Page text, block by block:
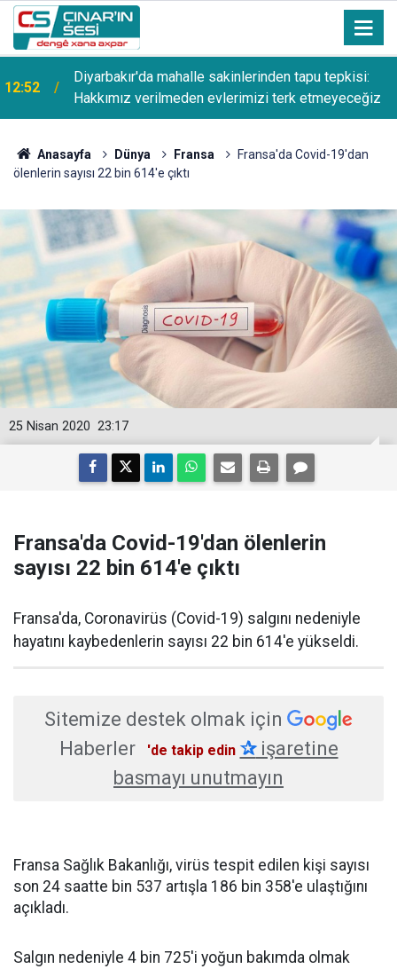
12:52
Diyarbakır'da mahalle sakinlerinden tapu tepkisi:
Hakkımız verilmeden evlerimizi terk etmeyeceğiz
Anasayfa Dünya Fransa
Fransa'da Covid-19'dan
ölenlerin sayısı 22 bin 614'e çıktı
23:17
25 Nisan 2020
Fransa'da Covid-19'dan ölenlerin
sayısı 22 bin 614'e çıktı
Fransa'da, Coronavirüs (Covid-19) salgını nedeniyle
hayatını kaybedenlerin sayısı 22 bin 614'e yükseldi.
Sitemize destek olmak için
Haberler
'de takip edin ✰işaretine
basmayı unutmayın
Fransa Sağlık Bakanlığı, virüs tespit edilen kişi sayısı
son 24 saatte bin 537 artışla 186 bin 358'e ulaştığını
açıkladı.
Salgın nedeniyle 4 bin 725'i yoğun bakımda olmak